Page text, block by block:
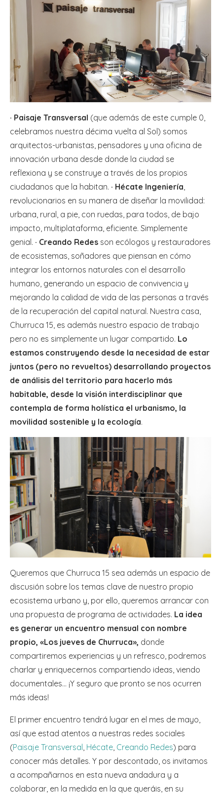
· Paisaje Transversal (que además de este cumple 0,
celebramos nuestra décima vuelta al Sol) somos
arquitectos-urbanistas, pensadores y una oficina de
innovación urbana desde donde la ciudad se
reflexiona y se construye a través de los propios
ciudadanos que la habitan. · Hécate Ingeniería
revolucionarios en su manera de diseñar la movilidad:
urbana, rural, a pie, con ruedas, para todos, de bajo
impacto, multiplataforma, eficiente. Simplemente
genial. · Creando Redes son ecólogos y restauradores
de ecosistemas, soñadores que piensan en cómo
integrar los entornos naturales con el desarrollo
humano, generando un espacio de convivencia y
mejorando la calidad de vida de las personas a través
de la recuperación del capital natural. Nuestra casa,
Churruca 15, es además nuestro espacio de trabajo
pero no es simplemente un lugar compartido. Lo
estamos construyendo desde la necesidad de estar
juntos (pero no revueltos) desarrollando proyectos
de análisis del territorio para hacerlo más
habitable, desde la visión interdisciplinar que
contempla de forma holística el urbanismo, la
movilidad sostenible y la ecología.
Queremos que Churruca 15 sea además un espacio de
discusión sobre los temas clave de nuestro propio
ecosistema urbano y, por ello, queremos arrancar con
una propuesta de programa de actividades. La idea
es generar un encuentro mensual con nombre
propio, «Los jueves de Churruca», donde
compartiremos experiencias y un refresco, podremos
charlar y enriquecernos compartiendo ideas, viendo
documentales… ¡Y seguro que pronto se nos ocurren
más ideas!
El primer encuentro tendrá lugar en el mes de mayo,
así que estad atentos a nuestras redes sociales
(Paisaje Transversal, Hécate, Creando Redes) para
conocer más detalles. Y por descontado, os invitamos
a acompañarnos en esta nueva andadura y a
colaborar, en la medida en la que queráis, en su